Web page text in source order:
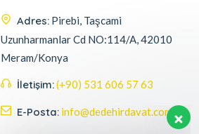
Adres: Pirebi, Taşcami
Uzunharmanlar Cd NO:114/A, 42010
Meram/Konya
İletişim:(+90) 531 606 57 63
E-Posta: info@dedehirdavat.com